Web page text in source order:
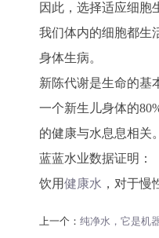
因此， 选择适应细胞
我们体内的细胞都生
身体生病。
新陈代谢是生命的基
一个新生儿身体的
的健康与水息息相关。
蓝蓝水业数据证明：
饮用健康水 ，对于慢
上一个： 纯净水，它是机